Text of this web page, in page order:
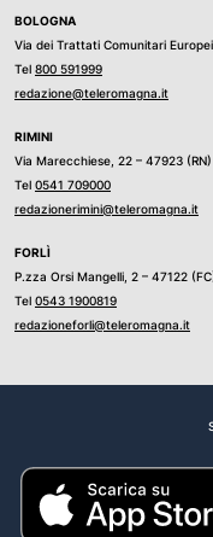
BOLOGNA
Via dei Trattati Comunitari
Tel 800 591999
redazione@teleromagna.it
RIMINI
Via Marecchiese, 22 – 47923 (RN)
Tel 0541 709000
redazionerimini@teleromagna.it
FORLÌ
P.zza Orsi Mangelli, 2 – 47122
Tel 0543 1900819
redazioneforli@teleromagna.it